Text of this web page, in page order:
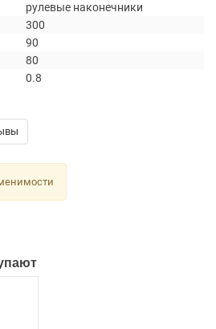
рулевые наконечники
300
90
80
0.8